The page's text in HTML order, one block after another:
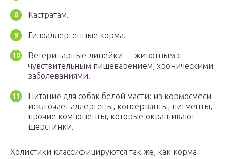
Кастратам.
Гипоаллергенные корма.
Ветеринарные линейки — животным с
чувствительным пищеварением, хроническими
заболеваниями.
Питание для собак белой масти: из кормосмеси
исключает аллергены, консерванты, пигменты,
прочие компоненты, которые окрашивают
шерстинки.
Холистики классифицируются так же, как корма